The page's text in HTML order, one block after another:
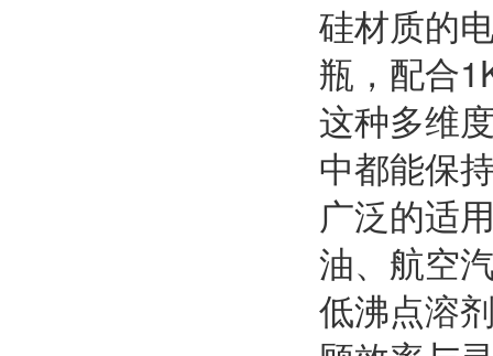
硅材质的
瓶，配合
这种多维
中都能保
广泛的适
油、航空
低沸点溶